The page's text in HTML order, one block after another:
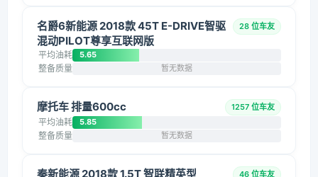
名爵6新能源 2018款 45T E-DRIVE智驱
混动PILOT尊享互联网版
28 位车友
平均油耗 5.65
整备质量 暂无数据
摩托车 排量600cc 1257 位车友
平均油耗 5.85
整备质量 暂无数据
秦新能源 2018款 1.5T 智联精英型 46 位车友